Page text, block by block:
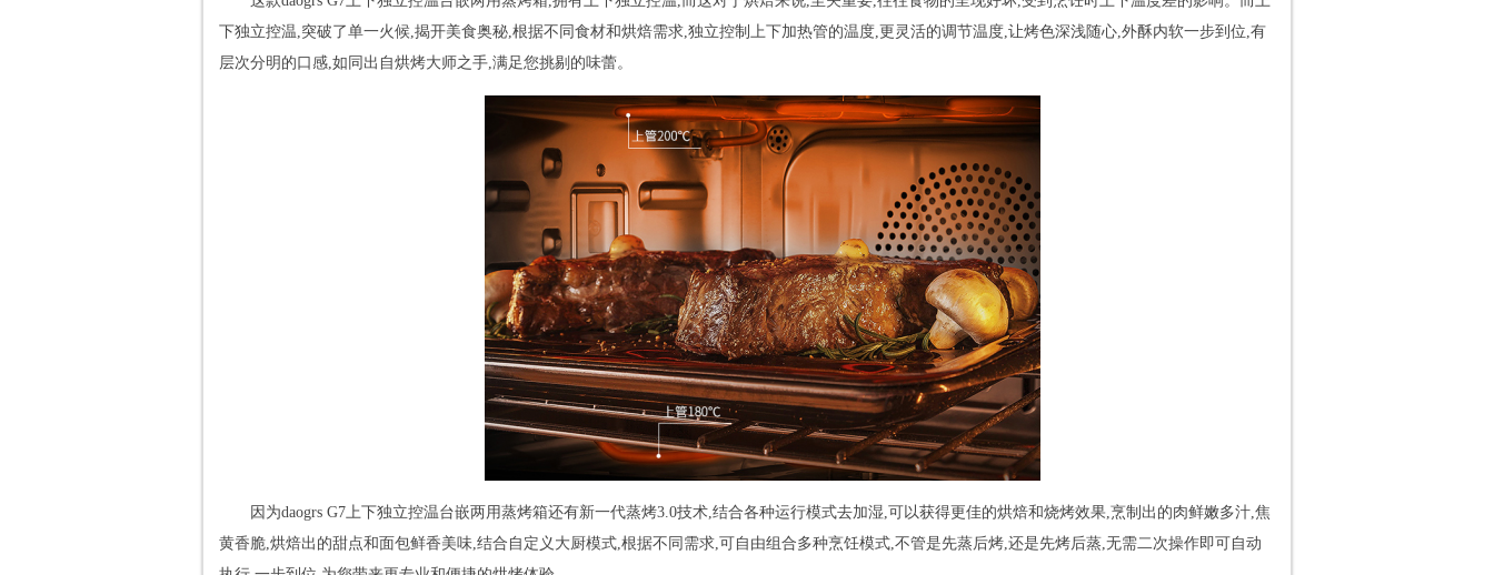
下独立控温,突破了单一火候,揭开美食奥秘,根据不同食材和烘焙需求,独立控制上下加热管的温度,更灵活的调节温度,让烤色深浅随心,外酥内软一步到位,有
层次分明的口感,如同出自烘烤大师之手,满足您挑剔的味蕾。
因为daogrs G7上下独立控温台嵌两用蒸烤箱还有新一代蒸烤3.0技术,结合各种运行模式去加湿,可以获得更佳的烘焙和烧烤效果,烹制出的肉鲜嫩多汁,焦
黄香脆,烘焙出的甜点和面包鲜香美味,结合自定义大厨模式,根据不同需求,可自由组合多种烹饪模式,不管是先蒸后烤,还是先烤后蒸,无需二次操作即可自动